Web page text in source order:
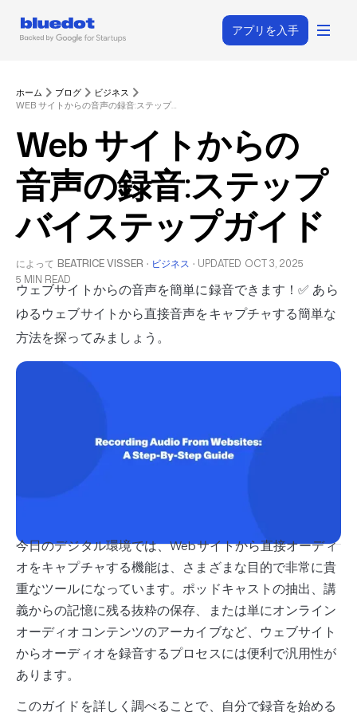
アプリを入手
ホーム ブログ
ビジネス
WEB サイトからの音声の録音:ステップバイステップガイド
Web サイトからの
音声の録音:ステップ
バイステップガイド
によって BEATRICE VISSER · ビジネス · UPDATED OCT 3, 2025
5 MIN READ
ウェブサイトからの音声を簡単に録音できます！✅ あら
ゆるウェブサイトから直接音声をキャプチャする簡単な
方法を探ってみましょう。
今日のデジタル環境では、Webサイトから直接オーディ
オをキャプチャする機能は、さまざまな目的で非常に貴
重なツールになっています。ポッドキャストの抽出、講
義からの記憶に残る抜粋の保存、または単にオンライン
オーディオコンテンツのアーカイブなど、ウェブサイト
からオーディオを録音するプロセスには便利で汎用性が
あります。
このガイドを詳しく調べることで、自分で録音を始める